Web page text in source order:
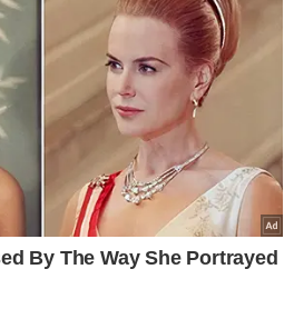
DÍVIDA DE CERCA DE R$ 34,4
MIL
Romário diz à Justiça
que penhora de salário
no Senado compromete
sua sobrevivência